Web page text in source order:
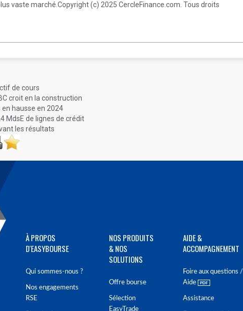
vaste marché.Copyright (c) 2025 CercleFinance.com. Tous droits
de cours
croit en la construction
hausse en 2024
MdsE de lignes de crédit
les résultats
Favoris
À PROPOS
D'EASYBOURSE
Qui sommes-nous ?
Nos engagements
RSE
NOS PRODUITS
& NOS
SOLUTIONS
Offre bourse
Sélection
EasyTrade
AIDE &
ACCOMPAGNEMENT
Foire aux questions /
Aide
Assistance